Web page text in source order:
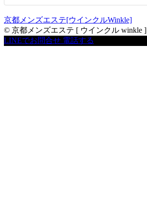
京都メンズエステ[ウインクルWinkle]
© 京都メンズエステ [ ウインクル winkle ]
LINEでお問合せ 電話する